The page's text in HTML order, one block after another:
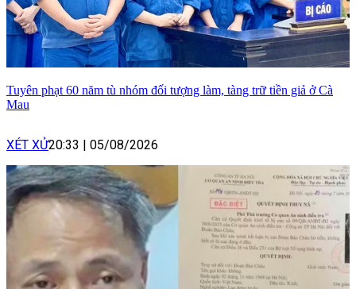
Tuyên phạt 60 năm tù nhóm đối tượng làm, tàng trữ tiền giả ở Cà
Mau
XÉT XỬ20:33 05/08/2026